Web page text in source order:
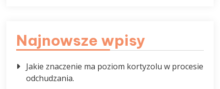
Najnowsze wpisy
Jakie znaczenie ma poziom kortyzolu w procesie
odchudzania.